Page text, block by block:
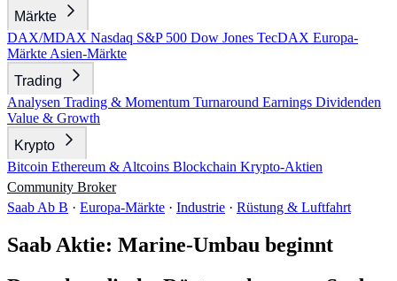
Märkte
DAX/MDAX Nasdaq S&P 500 Dow Jones TecDAX Europa-
Märkte Asien-Märkte
Trading
Analysen Trading & Momentum Turnaround Earnings Dividenden
Value & Growth
Krypto
Bitcoin Ethereum & Altcoins Blockchain Krypto-Aktien
Community Broker
Saab Ab B · Europa-Märkte · Industrie · Rüstung & Luftfahrt
Saab Aktie: Marine-Umbau beginnt